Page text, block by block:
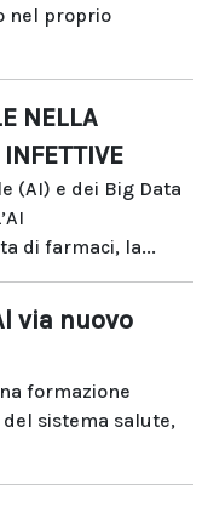
nel proprio
NELLA
(AI) e dei Big Data
di farmaci, la...
via nuovo
formazione
sistema salute,